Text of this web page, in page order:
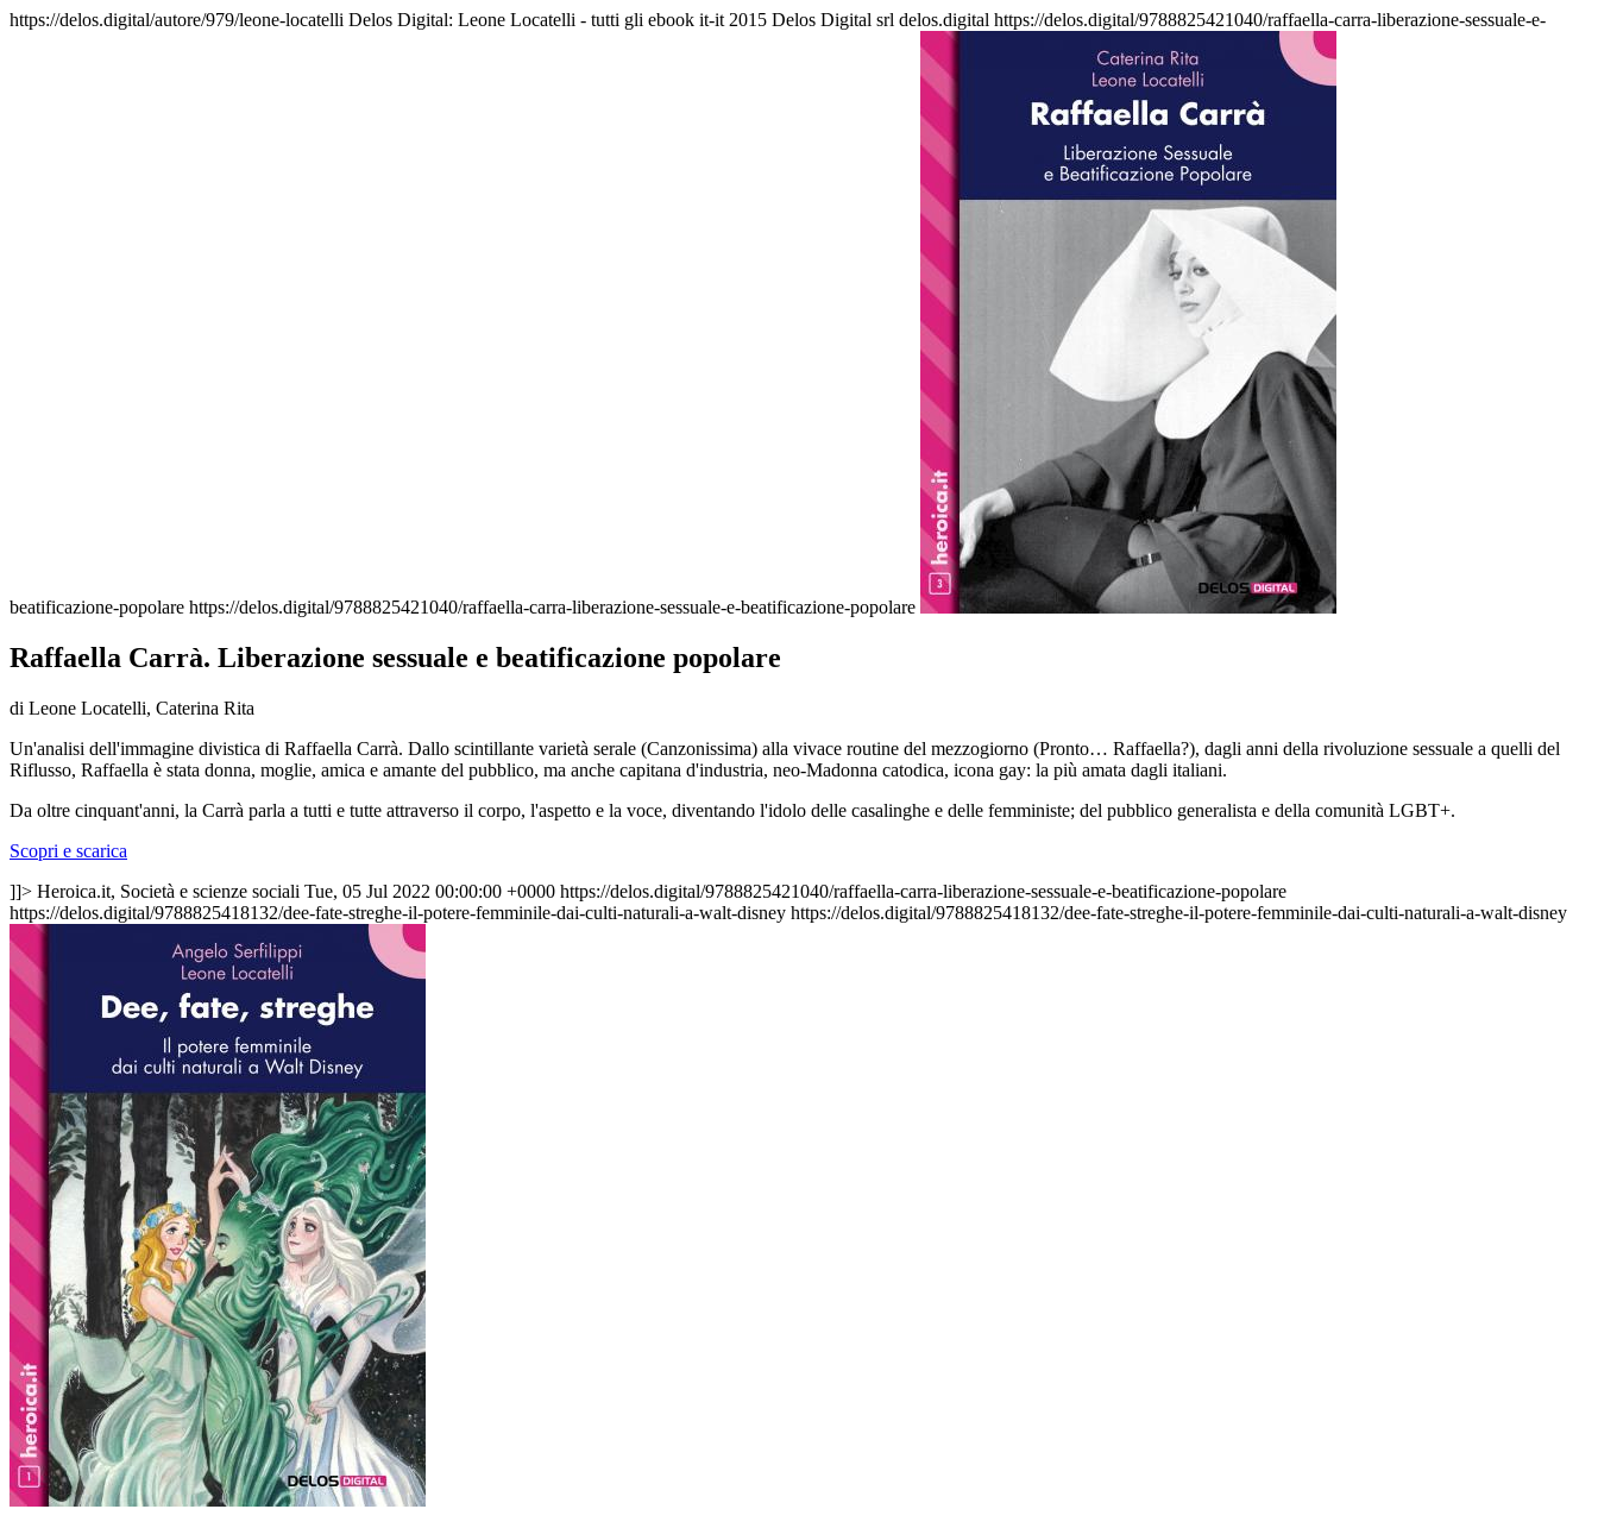
https://delos.digital/autore/979/leone-locatelli Delos Digital: Leone Locatelli - tutti gli ebook it-it 2015 Delos Digital srl delos.digital https://delos.digital/9788825421040/raffaella-carra-liberazione-sessuale-e-
beatificazione-popolare https://delos.digital/9788825421040/raffaella-carra-liberazione-sessuale-e-beatificazione-popolare
Raffaella Carrà. Liberazione sessuale e beatificazione popolare
di Leone Locatelli, Caterina Rita
Un'analisi dell'immagine divistica di Raffaella Carrà. Dallo scintillante varietà serale (Canzonissima) alla vivace routine del mezzogiorno (Pronto… Raffaella?), dagli anni della rivoluzione sessuale a quelli del
Riflusso, Raffaella è stata donna, moglie, amica e amante del pubblico, ma anche capitana d'industria, neo-Madonna catodica, icona gay: la più amata dagli italiani.
Da oltre cinquant'anni, la Carrà parla a tutti e tutte attraverso il corpo, l'aspetto e la voce, diventando l'idolo delle casalinghe e delle femministe; del pubblico generalista e della comunità LGBT+.
Scopri e scarica
]]> Heroica.it, Società e scienze sociali Tue, 05 Jul 2022 00:00:00 +0000 https://delos.digital/9788825421040/raffaella-carra-liberazione-sessuale-e-beatificazione-popolare
https://delos.digital/9788825418132/dee-fate-streghe-il-potere-femminile-dai-culti-naturali-a-walt-disney https://delos.digital/9788825418132/dee-fate-streghe-il-potere-femminile-dai-culti-naturali-a-walt-disney